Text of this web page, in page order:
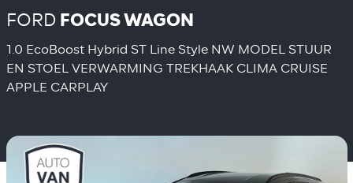
FORD FOCUS WAGON
1.0 EcoBoost Hybrid ST Line Style NW MODEL STUUR
EN STOEL VERWARMING TREKHAAK CLIMA CRUISE
APPLE CARPLAY